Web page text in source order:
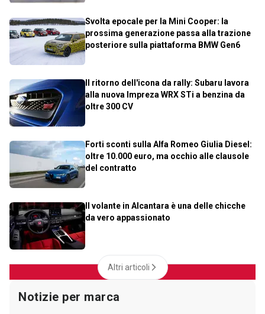
Svolta epocale per la Mini Cooper: la
prossima generazione passa alla trazione
posteriore sulla piattaforma BMW Gen6
Il ritorno dell'icona da rally: Subaru lavora
alla nuova Impreza WRX STi a benzina da
oltre 300 CV
Forti sconti sulla Alfa Romeo Giulia Diesel:
oltre 10.000 euro, ma occhio alle clausole
del contratto
Il volante in Alcantara è una delle chicche
da vero appassionato
Altri articoli
Notizie per marca